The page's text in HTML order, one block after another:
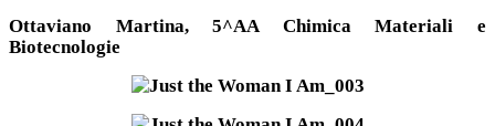
Ottaviano Martina, 5^AA Chimica Materiali e
Biotecnologie